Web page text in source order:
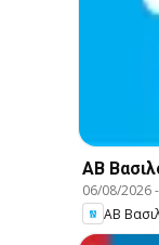
ΑΒ
06/08/2026-
ΑΒ